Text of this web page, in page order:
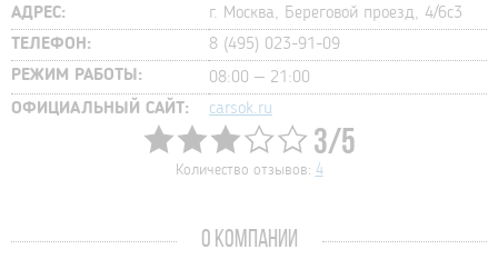
АДРЕС:
г. Москва, Береговой проезд, 4/6с3
ТЕЛЕФОН:
8 (495) 023-91-09
РЕЖИМ РАБОТЫ:
08:00 – 21:00
ОФИЦИАЛЬНЫЙ САЙТ:
carsok.ru
3/5
Количество отзывов: 4
О КОМПАНИИ